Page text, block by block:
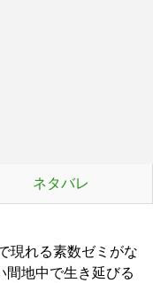
ネタバレ
現れる素数ゼミがな
間地中で生き延びる